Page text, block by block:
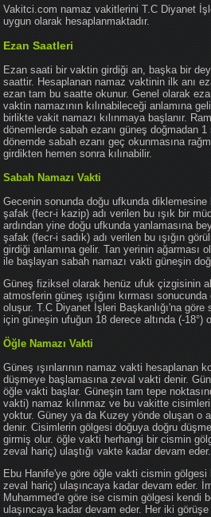
Vakitci.com namaz vakitlerini T.C Diyanet
uygun olarak hesaplanmaktadır.
Ezan Saatleri
Ezan saati bir vaktin girdiği an, başka bir
saattir. Hesaplanan namaz vaktinin ilk anı
ezan tam bu saatte okunur. Genel olarak
vaktin namazının kılınabileceği anlamına
birlikte vakit namazı kılınmaya başlanır.
dönemlerde sabah ezanı güneş doğmadan
dönemde sabah ezanı geç okunmasına
girdikten hemen sonra kılınabilir.
Sabah Namazı Vakti
Gecenin sonunda doğu ufkunda diklemesine
şafak (fecr-i kazip) adı verilen bu ışık bir
ardından yine doğu ufkunda yanlamasına
şafak (fecr-i sadık) adı verilen bu ışığın
girdiği anlamına gelir. Tan yerinin ağarması
ile başlayan sabah namazı vakti güneşin
Güneş fiziksel olarak henüz ufuk çizgisinin
atmosferin güneş ışığını kırması
oluşur. T.C Diyanet İşleri Başkanlığı'na
için güneşin ufuğun 18 derece altında (-18°)
Öğle Namazı Vakti
Güneş ışınlarının namaz vakti hesaplanan
düşmeye başlamasına zeval vakti denir.
öğle vakti başlar. Güneşin tam tepe
vakti) namaz kılınmaz ve bu vakitte
yoktur. Güney ya da Kuzey yönde oluşan o
denir. Cisimlerin gölgesi doğuya doğru
girmiş olur. öğle vakti herhangi bir cismin
zeval hariç) ulaştığı vakte kadar devam eder.
Ebu Hanife'ye göre öğle vakti cismin
zeval hariç) ulaşıncaya kadar devam eder.
Muhammed'e göre ise cismin gölgesi kendi
ulaşıncaya kadar devam eder. Her iki görüşe